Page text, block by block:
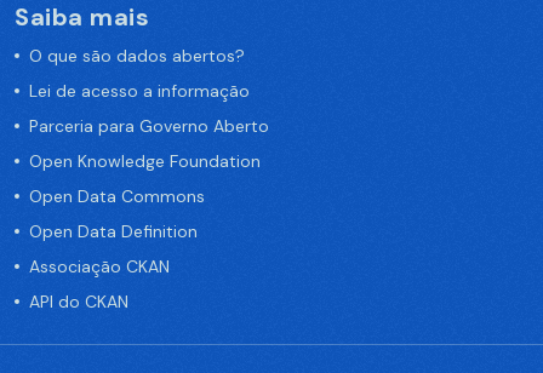
Saiba mais
O que são dados abertos?
Lei de acesso a informação
Parceria para Governo Aberto
Open Knowledge Foundation
Open Data Commons
Open Data Definition
Associação CKAN
API do CKAN